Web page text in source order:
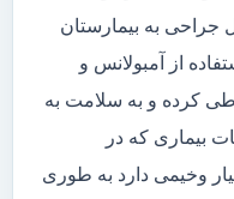
جراحی به بیمارستان
از آمبولانس و
طی کرده و به سلامت به
بیماری که در
وخیمی دارد به طوری